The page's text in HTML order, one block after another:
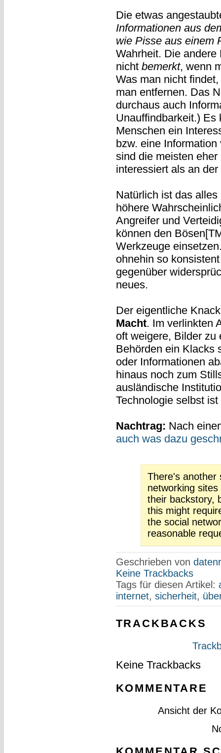
Die etwas
Informationen aus
wie Pisse aus einem
Wahrheit. Die
nicht bemerkt, wenn
Was man nicht
man entfernen. Das
durchaus auch
Unauffindbarkeit.) Es
Menschen ein
bzw. eine
sind die meisten
interessiert als an
Natürlich ist das
höhere
Angreifer und
können den
Werkzeuge
ohnehin so
gegenüber
neues.
Der eigentliche
Macht. Im verlinkten
oft weigere, Bilder zu
Behörden ein Klacks
oder Informationen
hinaus noch zum
ausländische
Technologie selbst
Nachtrag: Nach
auch was dazu
There's another
networking
their backstory,
this might
the social
reasonable
Geschrieben von
Keine Trackbacks
Tags für diesen Artikel:
internet, sicherheit,
TRACKBACKS
Keine Trackbacks
KOMMENTARE
Ansicht der